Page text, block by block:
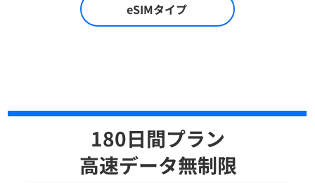
180日間プラン
​高速データ無制限
eSIMタイプ